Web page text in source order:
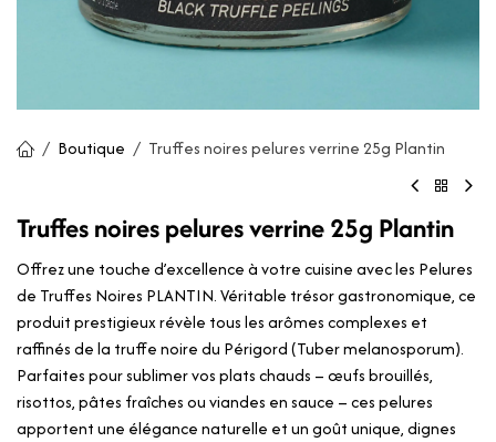
Boutique Truffes noires pelures verrine 25g Plantin
Truffes noires pelures verrine 25g Plantin
Offrez une touche d’excellence à votre cuisine avec les Pelures
de Truffes Noires PLANTIN. Véritable trésor gastronomique, ce
produit prestigieux révèle tous les arômes complexes et
raffinés de la truffe noire du Périgord (Tuber melanosporum).
Parfaites pour sublimer vos plats chauds – œufs brouillés,
risottos, pâtes fraîches ou viandes en sauce – ces pelures
apportent une élégance naturelle et un goût unique, dignes